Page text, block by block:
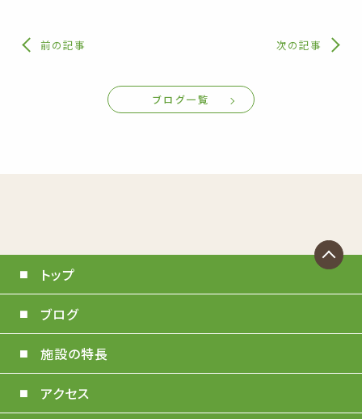
前の記事 次の記事
ブログ一覧
トップ
ブログ
施設の特長
アクセス